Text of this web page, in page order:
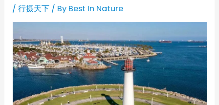
/行摄天下 / By Best In Nature